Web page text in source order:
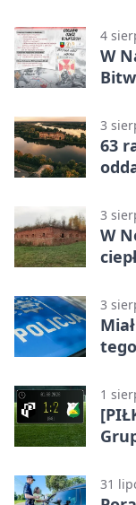
4
W
3
63
3
W
3
1
31